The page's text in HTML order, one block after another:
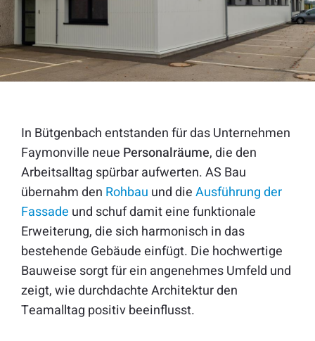
In Bütgenbach entstanden für das Unternehmen
Faymonville neue Personalräume, die den
Arbeitsalltag spürbar aufwerten. AS Bau
übernahm den Rohbau und dieAusführung der
Fassade und schuf damit eine funktionale
Erweiterung, die sich harmonisch in das
bestehende Gebäude einfügt. Die hochwertige
Bauweise sorgt für ein angenehmes Umfeld und
zeigt, wie durchdachte Architektur den
Teamalltag positiv beeinflusst.